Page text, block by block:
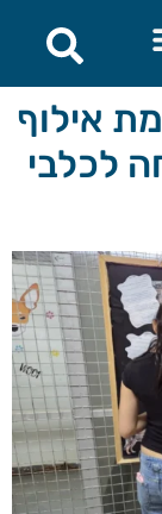
אילוף
לכלבי